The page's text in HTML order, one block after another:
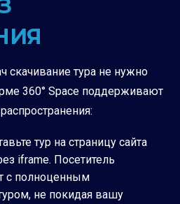
скачивание тура не нужно
360° Space поддерживают
тур на страницу сайта
iframe. Посетитель
с полноценным
не покидая вашу